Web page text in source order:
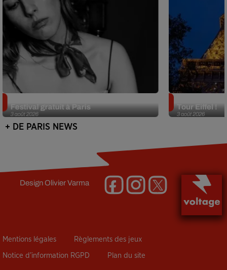
3 août 2026
Festival gratuit à Paris
3 août 2026
Tour Eiffel !
+ DE PARIS NEWS
DesignOlivier Varma
Mentions légales Règlements des jeux
Notice d’information RGPD Plan du site